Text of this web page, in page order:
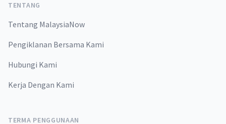
TENTANG
Tentang MalaysiaNow
Pengiklanan Bersama Kami
Hubungi Kami
Kerja Dengan Kami
TERMA PENGGUNAAN